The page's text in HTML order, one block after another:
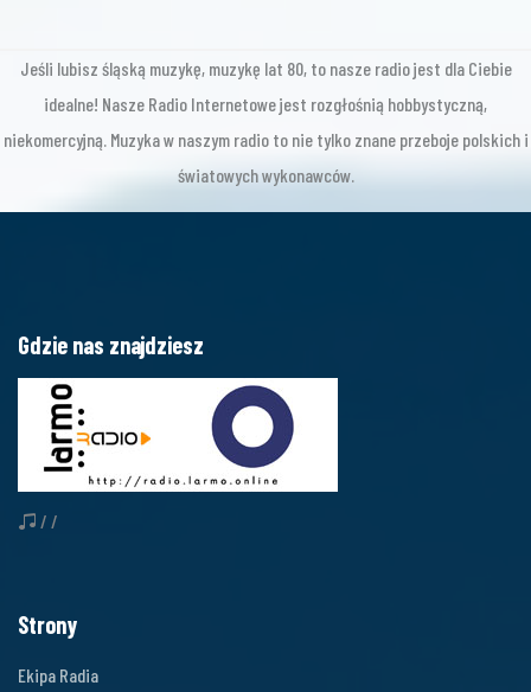
Jeśli lubisz śląską muzykę, muzykę lat 80, to nasze radio jest dla Ciebie
idealne! Nasze Radio Internetowe jest rozgłośnią hobbystyczną,
niekomercyjną. Muzyka w naszym radio to nie tylko znane przeboje polskich i
światowych wykonawców.
Gdzie nas znajdziesz
/ /
Strony
Ekipa Radia